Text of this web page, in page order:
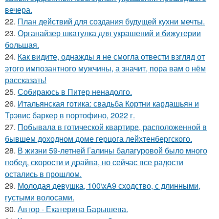
вечера.
22. План действий для создания будущей кухни мечты.
23. Органайзер шкатулка для украшений и бижутерии
большая.
24. Как видите, однажды я не смогла отвести взгляд от
этого импозантного мужчины, а значит, пора вам о нём
рассказать!
25. Собираюсь в Питер ненадолго.
26. Итальянская готика: свадьба Кортни кардашьян и
Трэвис баркер в портофино, 2022 г.
27. Побывала в готической квартире, расположенной в
бывшем доходном доме герцога лейхтенбергского.
28. В жизни 59-летней Галины балагуровой было много
побед, скорости и драйва, но сейчас все радости
остались в прошлом.
29. Молодая девушка, 100\xA9 сходство, с длинными,
густыми волосами.
30. Автор - Екатерина Барышева.